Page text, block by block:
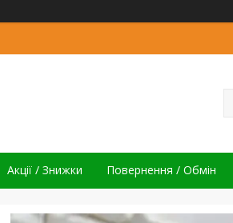
Акції / Знижки Повернення / Обмін